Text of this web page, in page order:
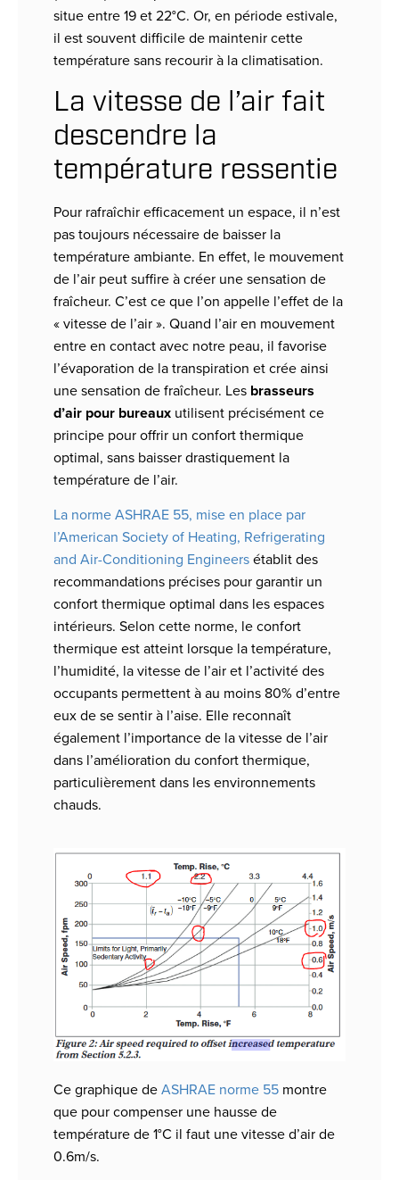
situe entre 19 et 22°C. Or, en période estivale,
il est souvent difficile de maintenir cette
température sans recourir à la climatisation.
La vitesse de l’air fait
descendre la
température ressentie
Pour rafraîchir efficacement un espace, il n’est
pas toujours nécessaire de baisser la
température ambiante. En effet, le mouvement
de l’air peut suffire à créer une sensation de
fraîcheur. C’est ce que l’on appelle l’effet de la
« vitesse de l’air ». Quand l’air en mouvement
entre en contact avec notre peau, il favorise
l’évaporation de la transpiration et crée ainsi
une sensation de fraîcheur. Les brasseurs
d’air pour bureaux utilisent précisément ce
principe pour offrir un confort thermique
optimal, sans baisser drastiquement la
température de l’air.
La norme ASHRAE 55, mise en place par
l’American Society of Heating, Refrigerating
and Air-Conditioning Engineers établit des
recommandations précises pour garantir un
confort thermique optimal dans les espaces
intérieurs. Selon cette norme, le confort
thermique est atteint lorsque la température,
l’humidité, la vitesse de l’air et l’activité des
occupants permettent à au moins 80% d’entre
eux de se sentir à l’aise. Elle reconnaît
également l’importance de la vitesse de l’air
dans l’amélioration du confort thermique,
particulièrement dans les environnements
chauds.
Ce graphique de ASHRAE norme 55 montre
que pour compenser une hausse de
température de 1°C il faut une vitesse d’air de
0.6m/s.